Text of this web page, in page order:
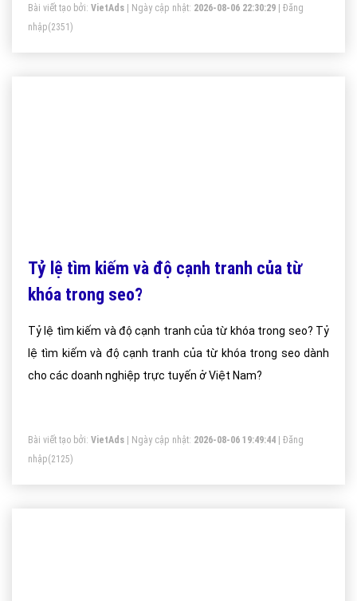
Bài viết tạo bởi: VietAds | Ngày cập nhật: 2026-08-06 22:30:29
Đăng
nhập(2351)
Tỷ lệ tìm kiếm và độ cạnh tranh của từ
khóa trong seo?
Tỷ lệ tìm kiếm và độ cạnh tranh của từ khóa trong seo? Tỷ
lệ tìm kiếm và độ cạnh tranh của từ khóa trong seo dành
cho các doanh nghiệp trực tuyến ở Việt Nam?
Bài viết tạo bởi: VietAds | Ngày cập nhật: 2026-08-06 19:49:44
Đăng
nhập(2125)